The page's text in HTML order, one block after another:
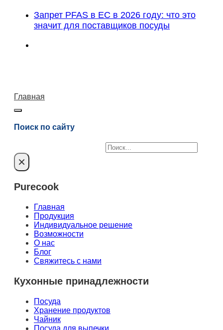
Запрет PFAS в ЕС в 2026 году: что это
значит для поставщиков посуды
Главная
Поиск по сайту
Поиск
×
Purecook
Главная
Продукция
Индивидуальное решение
Возможности
О нас
Блог
Свяжитесь с нами
Кухонные принадлежности
Посуда
Хранение продуктов
Чайник